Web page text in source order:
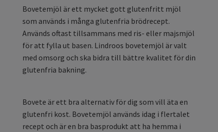
Bovetemjöl är ett mycket gott glutenfritt mjöl
som används i många glutenfria brödrecept.
Används oftast tillsammans med ris- eller majsmjöl
för att fylla ut basen. Lindroos bovetemjöl är valt
med omsorg och ska bidra till bättre kvalitet för din
glutenfria bakning.
Bovete är ett bra alternativ för dig som vill äta en
glutenfri kost. Bovetemjöl används idag i flertalet
recept och är en bra basprodukt att ha hemma i